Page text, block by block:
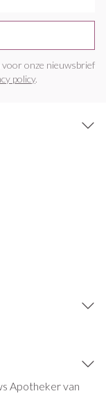
onze nieuwsbrief
policy.
Apotheker van